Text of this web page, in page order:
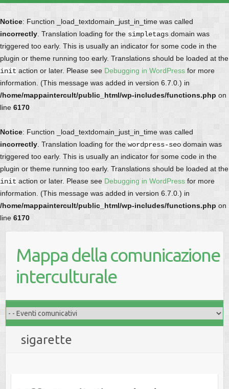
Notice: Function _load_textdomain_just_in_time was called
incorrectly . Translation loading for the simpletags domain was
triggered too early. This is usually an indicator for some code in the
plugin or theme running too early. Translations should be loaded at the
init action or later. Please see Debugging in WordPress for more
information. (This message was added in version 6.7.0.) in
/home/mappaintercult/public_html/wp-includes/functions.php on
line 6170
Notice: Function _load_textdomain_just_in_time was called
incorrectly . Translation loading for the wordpress-seo domain was
triggered too early. This is usually an indicator for some code in the
plugin or theme running too early. Translations should be loaded at the
init action or later. Please see Debugging in WordPress for more
information. (This message was added in version 6.7.0.) in
/home/mappaintercult/public_html/wp-includes/functions.php on
line 6170
Mappa della comunicazione
interculturale
sigarette